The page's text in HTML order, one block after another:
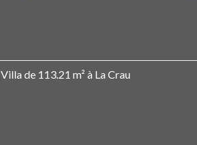
Villa de 113.21 m² à La Crau